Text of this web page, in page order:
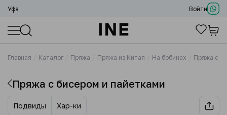
Уфа Войти
Главная Каталог Пряжа Пряжа из Китая На бобинах Пряжа с
Пряжа с бисером и пайетками
Подвиды Хар-ки